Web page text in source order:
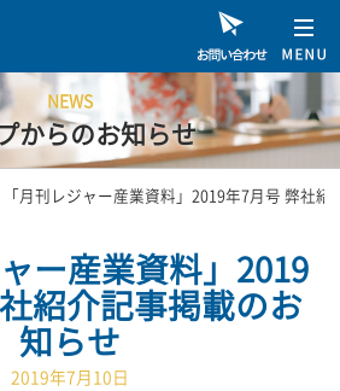
NEWS
からのお知らせ
「月刊レジャー産業資料」2019年7月号 弊社
ャー産業資料」2019
紹介記事掲載のお
知らせ
2019年7月10日